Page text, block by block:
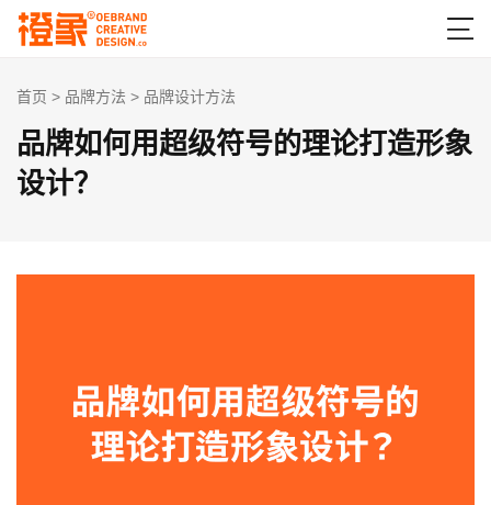

首页 > 品牌方法 > 品牌设计方法
品牌如何用超级符号的理论打造形象
设计？